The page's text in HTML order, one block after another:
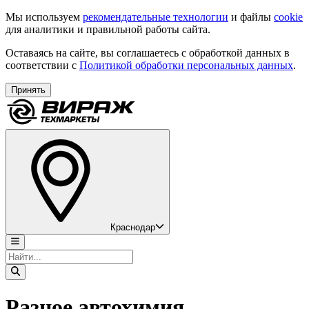
Мы используем рекомендательные технологии и файлы cookie
для аналитики и правильной работы сайта.
Оставаясь на сайте, вы соглашаетесь с обработкой данных в
соответствии с Политикой обработки персональных данных.
Принять
Краснодар